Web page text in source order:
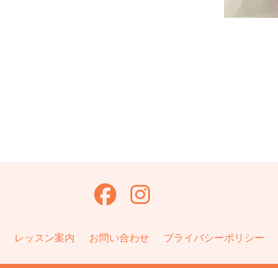
レッスン案内 お問い合わせ プライバシーポリシー